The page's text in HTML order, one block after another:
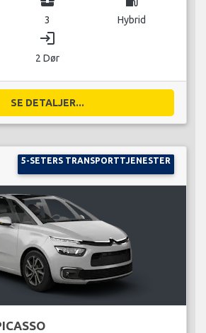
3 Hybrid
login
2 Dør
SE DETALJER...
5-SETERS TRANSPORTTJENESTER